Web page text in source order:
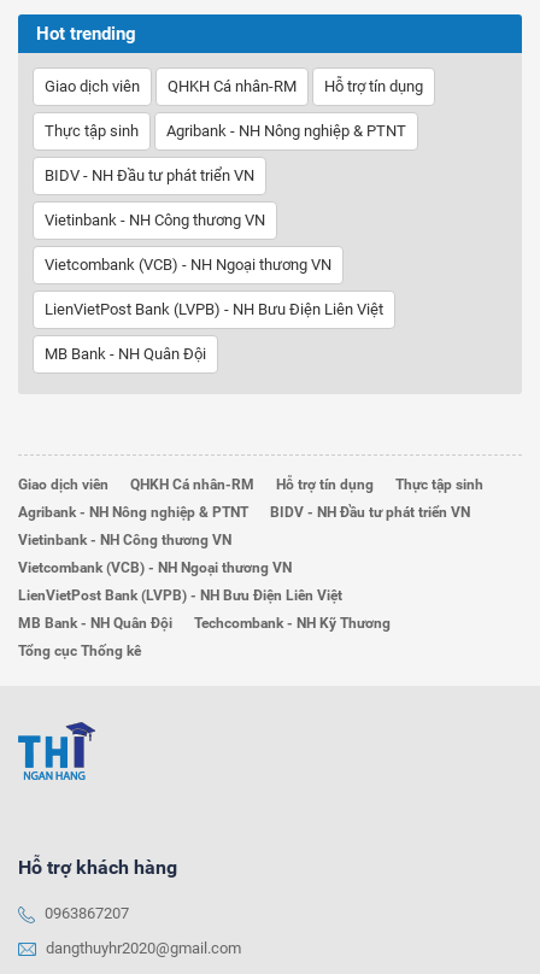
Hot trending
Giao dịch viên QHKH Cá nhân-RM Hỗ trợ tín dụng
Thực tập sinh Agribank - NH Nông nghiệp & PTNT
BIDV - NH Đầu tư phát triển VN
Vietinbank - NH Công thương VN
Vietcombank (VCB) - NH Ngoại thương VN
LienVietPost Bank (LVPB) - NH Bưu Điện Liên Việt
MB Bank - NH Quân Đội
Giao dịch viên QHKH Cá nhân-RM Hỗ trợ tín dụng
Thực tập sinh
Agribank - NH Nông nghiệp & PTNT
BIDV - NH Đầu tư phát triển VN
Vietinbank - NH Công thương VN
Vietcombank (VCB) - NH Ngoại thương VN
LienVietPost Bank (LVPB) - NH Bưu Điện Liên Việt
MB Bank - NH Quân Đội
Techcombank - NH Kỹ Thương
Tổng cục Thống kê
Hỗ trợ khách hàng
0963867207
dangthuyhr2020@gmail.com